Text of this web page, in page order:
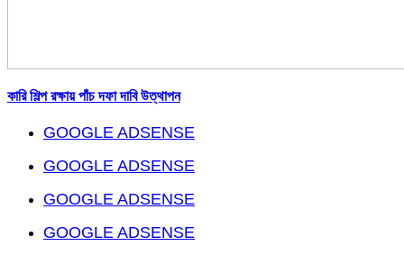
কারি শিল্প রক্ষায় পাঁচ দফা দাবি উত্থাপন
GOOGLE ADSENSE
GOOGLE ADSENSE
GOOGLE ADSENSE
GOOGLE ADSENSE